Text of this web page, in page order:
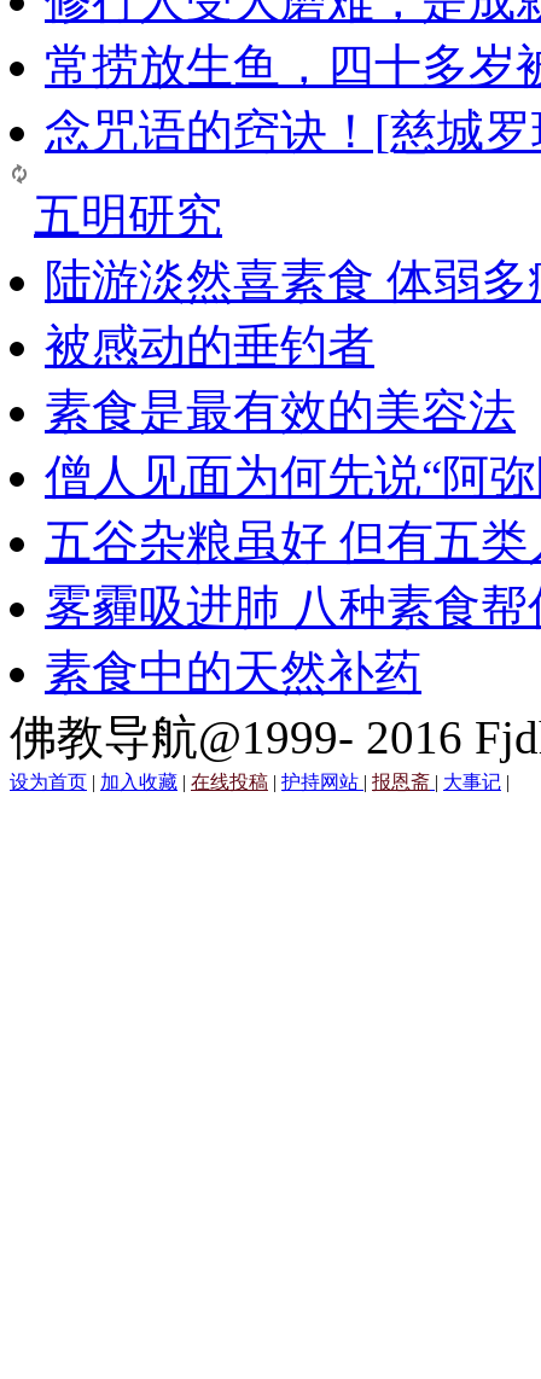
常捞放生鱼，四十多岁
念咒语的窍诀！[慈城
五明研究
陆游淡然喜素食 体弱
被感动的垂钓者
素食是最有效的美容法
僧人见面为何先说“阿
五谷杂粮虽好 但有五
雾霾吸进肺 八种素食帮
素食中的天然补药
佛教导航@1999- 2016
设为首页 | 加入收藏 | 在线投稿 | 护持网站 | 报恩斋 | 大事记 |